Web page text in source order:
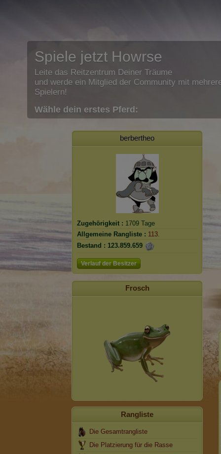
Spiele jetzt Howrse
Leite das Reitzentrum Deiner Träume
und werde ein Mitglied der Community mit
Spielern!
Wähle dein erstes Pferd:
berbertheo
Zugehörigkeit : 1709 Tage
Allgemeine Rangliste : 113.
Bestand : 123.859.659
Verlauf der Besitzer
Frosch
Rangliste
Die Gesamtrangliste
Die Platzierung für die Rasse